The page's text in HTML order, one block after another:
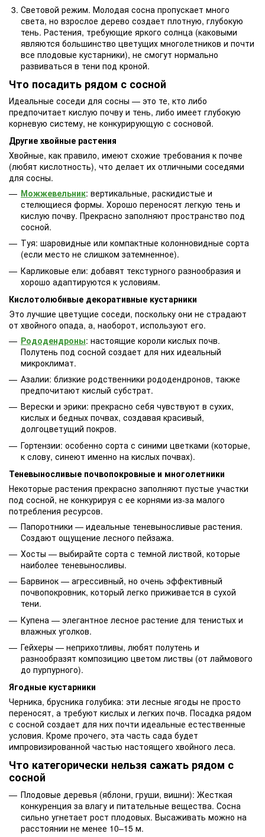
Световой режим. Молодая сосна пропускает много
света, но взрослое дерево создает плотную, глубокую
тень. Растения, требующие яркого солнца (каковыми
являются большинство цветущих многолетников и почти
все плодовые кустарники), не смогут нормально
развиваться в тени под кроной.
Что посадить рядом с сосной
Идеальные соседи для сосны — это те, кто либо
предпочитает кислую почву и тень, либо имеет глубокую
корневую систему, не конкурирующую с сосновой.
Другие хвойные растения
Хвойные, как правило, имеют схожие требования к почве
(любят кислотность), что делает их отличными соседями
для сосны.
Можжевельник: вертикальные, раскидистые и
стелющиеся формы. Хорошо переносят легкую тень и
кислую почву. Прекрасно заполняют пространство под
сосной.
Туя: шаровидные или компактные колонновидные сорта
(если место не слишком затемненное).
Карликовые ели: добавят текстурного разнообразия и
хорошо адаптируются к условиям.
Кислотолюбивые декоративные кустарники
Это лучшие цветущие соседи, поскольку они не страдают
от хвойного опада, а, наоборот, используют его.
Рододендроны: настоящие короли кислых почв.
Полутень под сосной создает для них идеальный
микроклимат.
Азалии: близкие родственники рододендронов, также
предпочитают кислый субстрат.
Верески и эрики: прекрасно себя чувствуют в сухих,
кислых и бедных почвах, создавая красивый,
долгоцветущий покров.
Гортензии: особенно сорта с синими цветками (которые,
к слову, синеют именно на кислых почвах).
Теневыносливые почвопокровные и многолетники
Некоторые растения прекрасно заполняют пустые участки
под сосной, не конкурируя с ее корнями из-за малого
потребления ресурсов.
Папоротники — идеальные теневыносливые растения.
Создают ощущение лесного пейзажа.
Хосты — выбирайте сорта с темной листвой, которые
наиболее теневыносливы.
Барвинок — агрессивный, но очень эффективный
почвопокровник, который легко приживается в сухой
тени.
Купена — элегантное лесное растение для тенистых и
влажных уголков.
Гейхеры — неприхотливы, любят полутень и
разнообразят композицию цветом листвы (от лаймового
до пурпурного).
Ягодные кустарники
Черника, брусника голубика: эти лесные ягоды не просто
переносят, а требуют кислых и легких почв. Посадка рядом
с сосной создает для них почти идеальные естественные
условия. Кроме прочего, эта часть сада будет
импровизированной частью настоящего хвойного леса.
Что категорически нельзя сажать рядом с
сосной
Плодовые деревья (яблони, груши, вишни): Жесткая
конкуренция за влагу и питательные вещества. Сосна
сильно угнетает рост плодовых. Высаживать можно на
расстоянии не менее 10–15 м.